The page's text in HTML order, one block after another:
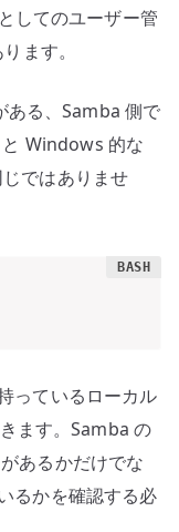
してのユーザー管
ます。
ある、Samba 側で
Windows 的な
ではありませ
っているローカル
ます。Samba の
あるかだけでな
るかを確認する必